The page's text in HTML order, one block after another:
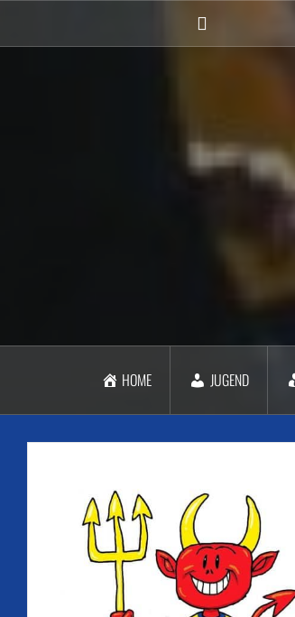
springen
HOME JUGEND